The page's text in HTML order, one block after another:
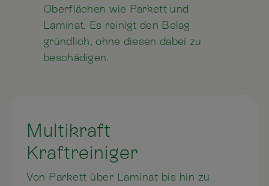
Oberflächen wie Parkett und
Laminat. Es reinigt den Belag
gründlich, ohne diesen dabei zu
beschädigen.
Multikraft
Kraftreiniger
Von Parkett über Laminat bis hin zu